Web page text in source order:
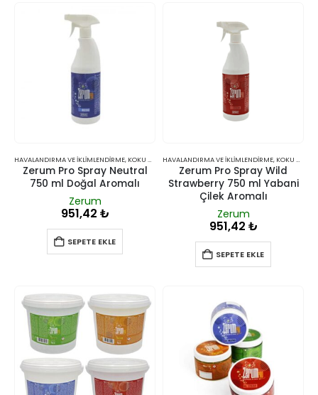
HAVALANDIRMA VE İKLIMLENDIRME, KOKU GIDERICILER
Zerum Pro Spray Neutral
750 ml Doğal Aromalı
Zerum
951,42 ₺
SEPETE EKLE
HAVALANDIRMA VE İKLIMLENDIRME, KOKU GIDERICILER
Zerum Pro Spray Wild
Strawberry 750 ml Yabani
Çilek Aromalı
Zerum
951,42 ₺
SEPETE EKLE